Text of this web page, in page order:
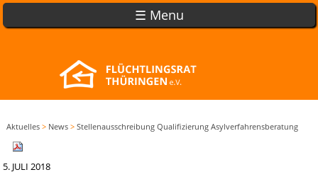
☰ Menu
Aktuelles > News > Stellenausschreibung Qualifizierung Asylverfahrensberatung
5. JULI 2018